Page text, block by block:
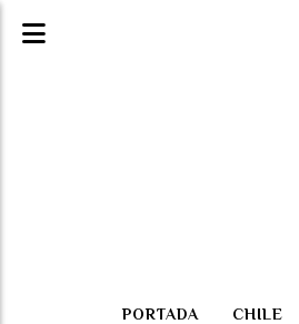
PORTADA CHILE